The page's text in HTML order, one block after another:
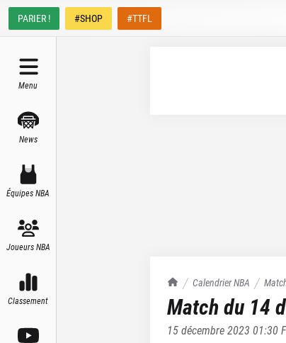
PARIER ! #SHOP #TTFL
Menu
News
Équipes NBA
Joueurs NBA
Classement
TrashTalk Actu NBA
Calendrier NBA
Match du 14
15 décembre 2023 01:30